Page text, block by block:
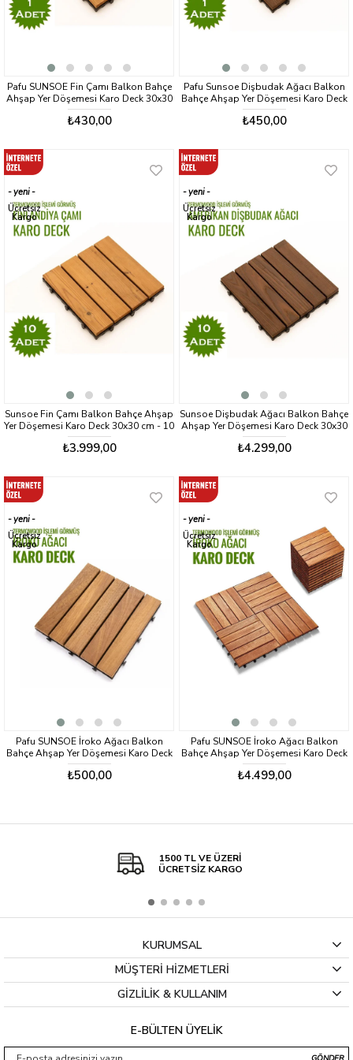
Pafu SUNSOE Fin Çamı Balkon Bahçe
Ahşap Yer Döşemesi Karo Deck 30x30
cm 1 Adet (0,09m2)
₺430,00
Pafu Sunsoe Dişbudak Ağacı Balkon
Bahçe Ahşap Yer Döşemesi Karo Deck
30x30 cm 1 Adet (0,09m2)
₺450,00
Sunsoe Fin Çamı Balkon Bahçe Ahşap
Yer Döşemesi Karo Deck 30x30 cm - 10
Adet(0,9m2)
₺3.999,00
yeni
ürün
Ücretsiz
Kargo
Sunsoe Dişbudak Ağacı Balkon Bahçe
Ahşap Yer Döşemesi Karo Deck 30x30
cm - 10 Adet (0,9m2)
₺4.299,00
yeni
ürün
Ücretsiz
Kargo
Pafu SUNSOE İroko Ağacı Balkon
Bahçe Ahşap Yer Döşemesi Karo Deck
30x30 cm – 1 Adet (0,09m2)
₺500,00
yeni
ürün
Ücretsiz
Kargo
Pafu SUNSOE İroko Ağacı Balkon
Bahçe Ahşap Yer Döşemesi Karo Deck
30x30 cm – 10 Adet (0,9m2)
₺4.499,00
yeni
ürün
Ücretsiz
Kargo
1500 TL VE ÜZERİ
ÜCRETSİZ KARGO
KURUMSAL
MÜŞTERİ HİZMETLERİ
GİZLİLİK & KULLANIM
E-BÜLTEN ÜYELİK